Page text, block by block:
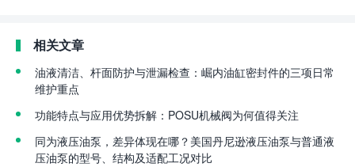
相关文章
油液清洁、杆面防护与泄漏检查：崛内油缸密封件的三项日常
维护重点
功能特点与应用优势拆解：POSU机械阀为何值得关注
同为液压油泵，差异体现在哪？美国丹尼逊液压油泵与普通液
压油泵的型号、结构及适配工况对比